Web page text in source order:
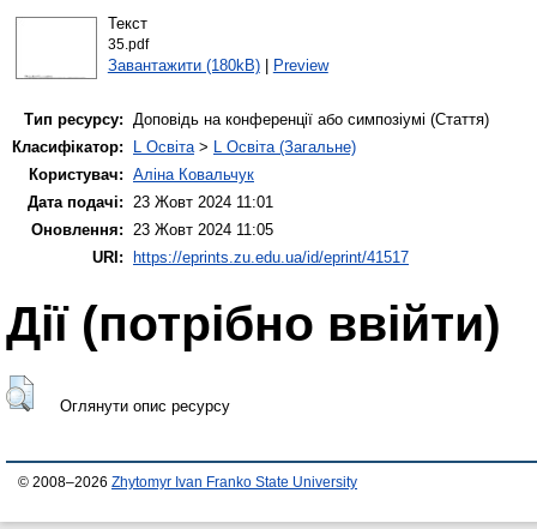
Текст
35.pdf
Завантажити (180kB)| Preview
Тип ресурсу: Доповідь на конференції або симпозіумі (Стаття)
Класифікатор:
L Освіта> L Освіта (Загальне)
Користувач: Аліна Ковальчук
Дата подачі: 23 Жовт 2024 11:01
Оновлення: 23 Жовт 2024 11:05
URI:
https://eprints.zu.edu.ua/id/eprint/41517
Дії ​​(потрібно ввійти)
Оглянути опис ресурсу
© 2008–2026 Zhytomyr Ivan Franko State University